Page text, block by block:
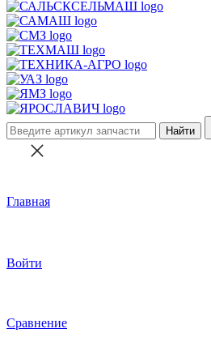
Найти
Главная
Войти
Сравнение